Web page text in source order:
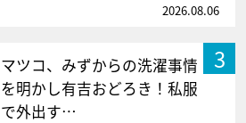
2026.08.06
3
マツコ、みずからの洗濯事情
を明かし有吉おどろき！私服
で外出す…